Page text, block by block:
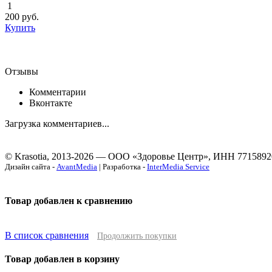
1
200 руб.
Купить
Отзывы
Комментарии
Вконтакте
Загрузка комментариев...
© Krasotia, 2013-2026 — ООО «Здоровье Центр», ИНН
Дизайн сайта - AvantMedia | Разработка - InterMedia Service
Товар добавлен к сравнению
В список сравнения Продолжить покупки
Товар добавлен в корзину